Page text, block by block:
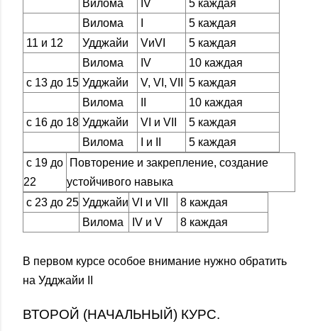
Вилома
IV
5 каждая
Вилома
5 каждая
11 и 12
Удджайи VиVI
5 каждая
Вилома
IV
10 каждая
с 13 до 15 Удджайи V, VI, VII
5 каждая
Вилома
10 каждая
с 16 до 18 Удджайи VI и VII
5 каждая
Вилома
I и II
5 каждая
с 19 до
22
Повторение и закрепление, создание
устойчивого навыка
с 23 до 25 Удджайи VI и VII
8 каждая
Вилома
IV и V 8 каждая
В первом курсе особое внимание нужно обратить
на Удджайи II
ВТОРОЙ (НАЧАЛЬНЫЙ) КУРС.